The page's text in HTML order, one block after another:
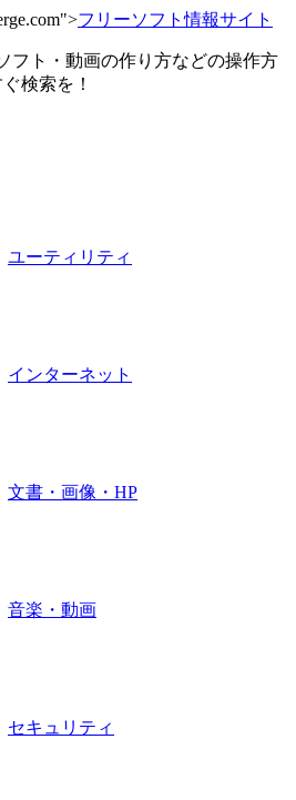
フリーソフト情報サイト
フト・動画の作り方などの操作方
検索を！
ユーティリティ
インターネット
文書・画像・HP
音楽・動画
セキュリティ